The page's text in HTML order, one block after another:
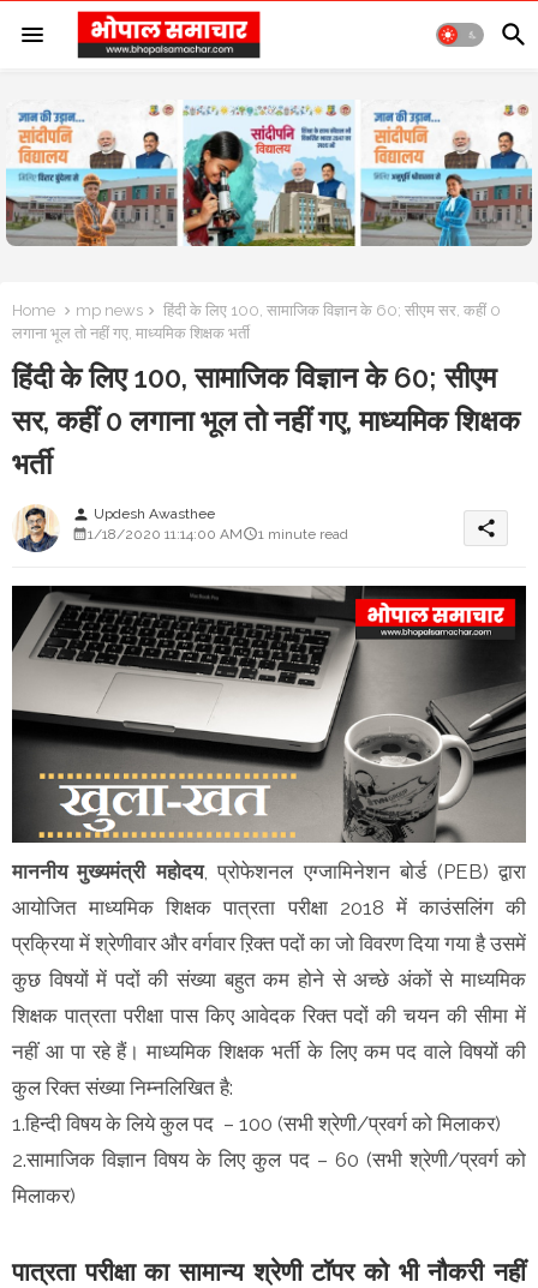
Home mp news
हिंदी के लिए 100, सामाजिक विज्ञान के 60; सीएम सर, कहीं 0
लगाना भूल तो नहीं गए, माध्यमिक शिक्षक भर्ती
हिंदी के लिए 100, सामाजिक विज्ञान के 60; सीएम
सर, कहीं 0 लगाना भूल तो नहीं गए, माध्यमिक शिक्षक
भर्ती
person Updesh Awasthee
1/18/2020 11:14:00 AM
1 minute read share
माननीय मुख्यमंत्री महोदय, प्रोफेशनल एग्जामिनेशन बोर्ड (PEB) द्वारा
आयोजित माध्यमिक शिक्षक पात्रता परीक्षा 2018 में काउंसलिंग की
प्रक्रिया में श्रेणीवार और वर्गवार ऱिक्त पदों का जो विवरण दिया गया है उसमें
कुछ विषयों में पदों की संख्या बहुत कम होने से अच्छे अंकों से माध्यमिक
शिक्षक पात्रता परीक्षा पास किए आवेदक रिक्त पदों की चयन की सीमा में
नहीं आ पा रहे हैं। माध्यमिक शिक्षक भर्ती के लिए कम पद वाले विषयों की
कुल रिक्त संख्या निम्नलिखित है:
1.हिन्दी विषय के लिये कुल पद – 100 (सभी श्रेणी/प्रवर्ग को मिलाकर)
2.सामाजिक विज्ञान विषय के लिए कुल पद – 60 (सभी श्रेणी/प्रवर्ग को
मिलाकर)
पात्रता परीक्षा का सामान्य श्रेणी टॉपर को भी नौकरी नहीं